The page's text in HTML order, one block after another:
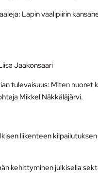
Lapin vaalipiirin
Jaakonsaari
tulevaisuus: Miten
Mikkel Näkkäläjärvi.
liikenteen
kehittyminen julkisella